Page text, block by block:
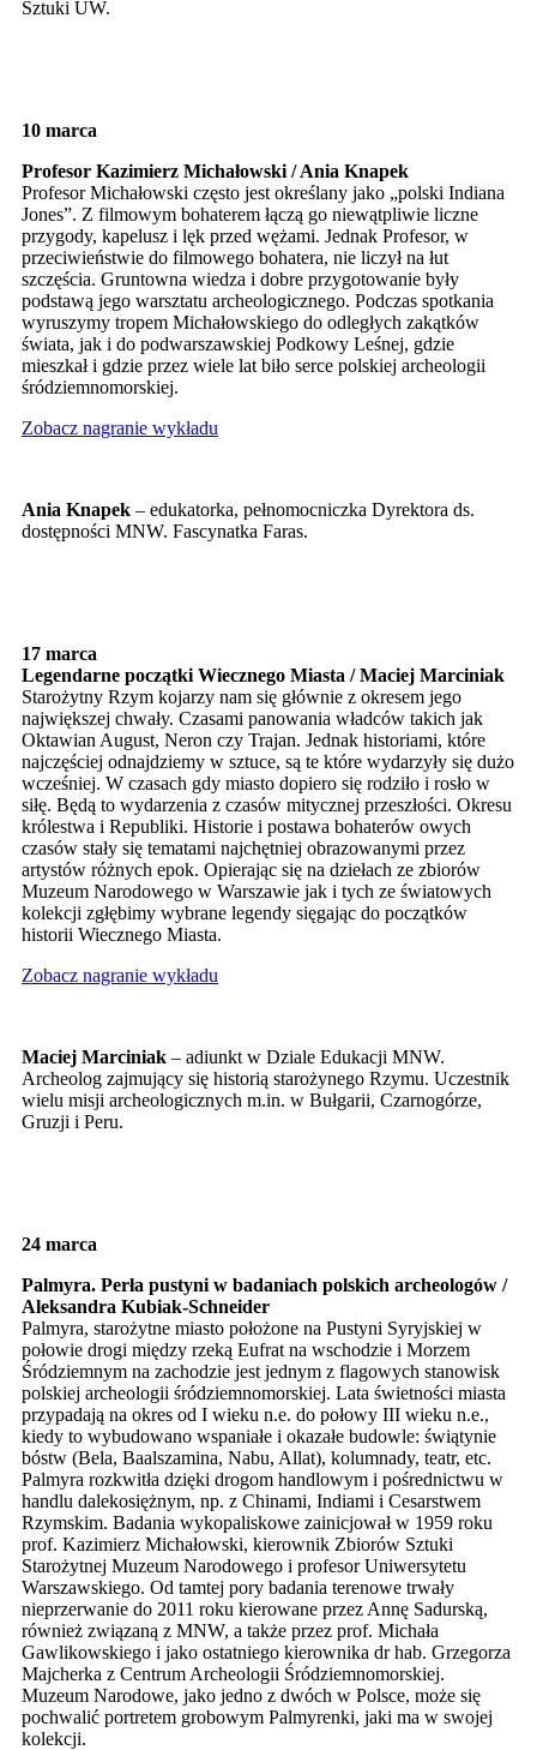
Sztuki UW.
10 marca
Profesor Kazimierz Michałowski / Ania Knapek
Profesor Michałowski często jest określany jako „polski Indiana
Jones”. Z filmowym bohaterem łączą go niewątpliwie liczne
przygody, kapelusz i lęk przed wężami. Jednak Profesor, w
przeciwieństwie do filmowego bohatera, nie liczył na łut
szczęścia. Gruntowna wiedza i dobre przygotowanie były
podstawą jego warsztatu archeologicznego. Podczas spotkania
wyruszymy tropem Michałowskiego do odległych zakątków
świata, jak i do podwarszawskiej Podkowy Leśnej, gdzie
mieszkał i gdzie przez wiele lat biło serce polskiej archeologii
śródziemnomorskiej.
Zobacz nagranie wykładu
Ania Knapek – edukatorka, pełnomocniczka Dyrektora ds.
dostępności MNW. Fascynatka Faras.
17 marca
Legendarne początki Wiecznego Miasta / Maciej Marciniak
Starożytny Rzym kojarzy nam się głównie z okresem jego
największej chwały. Czasami panowania władców takich jak
Oktawian August, Neron czy Trajan. Jednak historiami, które
najczęściej odnajdziemy w sztuce, są te które wydarzyły się dużo
wcześniej. W czasach gdy miasto dopiero się rodziło i rosło w
siłę. Będą to wydarzenia z czasów mitycznej przeszłości. Okresu
królestwa i Republiki. Historie i postawa bohaterów owych
czasów stały się tematami najchętniej obrazowanymi przez
artystów różnych epok. Opierając się na dziełach ze zbiorów
Muzeum Narodowego w Warszawie jak i tych ze światowych
kolekcji zgłębimy wybrane legendy sięgając do początków
historii Wiecznego Miasta.
Zobacz nagranie wykładu
Maciej Marciniak – adiunkt w Dziale Edukacji MNW.
Archeolog zajmujący się historią starożynego Rzymu. Uczestnik
wielu misji archeologicznych m.in. w Bułgarii, Czarnogórze,
Gruzji i Peru.
24 marca
Palmyra. Perła pustyni w badaniach polskich archeologów /
Aleksandra Kubiak-Schneider
Palmyra, starożytne miasto położone na Pustyni Syryjskiej w
połowie drogi między rzeką Eufrat na wschodzie i Morzem
Śródziemnym na zachodzie jest jednym z flagowych stanowisk
polskiej archeologii śródziemnomorskiej. Lata świetności miasta
przypadają na okres od I wieku n.e. do połowy III wieku n.e.,
kiedy to wybudowano wspaniałe i okazałe budowle: świątynie
bóstw (Bela, Baalszamina, Nabu, Allat), kolumnady, teatr, etc.
Palmyra rozkwitła dzięki drogom handlowym i pośrednictwu w
handlu dalekosiężnym, np. z Chinami, Indiami i Cesarstwem
Rzymskim. Badania wykopaliskowe zainicjował w 1959 roku
prof. Kazimierz Michałowski, kierownik Zbiorów Sztuki
Starożytnej Muzeum Narodowego i profesor Uniwersytetu
Warszawskiego. Od tamtej pory badania terenowe trwały
nieprzerwanie do 2011 roku kierowane przez Annę Sadurską,
również związaną z MNW, a także przez prof. Michała
Gawlikowskiego i jako ostatniego kierownika dr hab. Grzegorza
Majcherka z Centrum Archeologii Śródziemnomorskiej.
Muzeum Narodowe, jako jedno z dwóch w Polsce, może się
pochwalić portretem grobowym Palmyrenki, jaki ma w swojej
kolekcji.